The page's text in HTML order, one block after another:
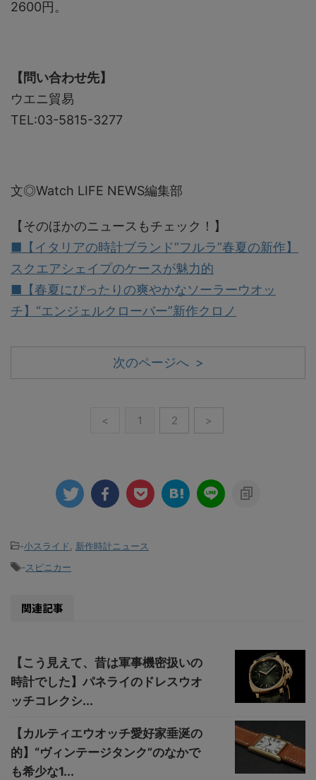
2600円。
【問い合わせ先】
ウエニ貿易
TEL:03-5815-3277
文◎Watch LIFE NEWS編集部
【そのほかのニュースもチェック！】
■【イタリアの時計ブランド“フルラ”春夏の新作】
スクエアシェイプのケースが魅力的
■【春夏にぴったりの爽やかなソーラーウオッ
チ】“エンジェルクローバー”新作クロノ
次のページへ >
< 1 2 >
-小スライド
新作時計ニュース
-スピニカー
関連記事
【こう見えて、昔は軍事機密扱いの
時計でした】パネライのドレスウオ
ッチコレクシ...
【カルティエウオッチ愛好家垂涎の
的】“ヴィンテージタンク”のなかで
も希少な1...